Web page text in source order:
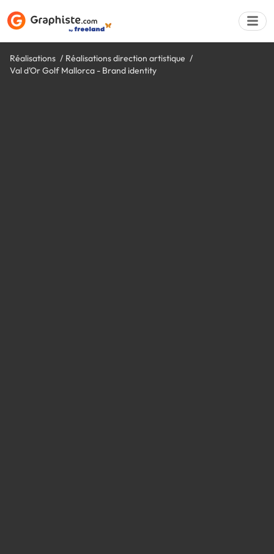
Réalisations
Réalisations direction artistique
Val d'Or Golf Mallorca - Brand identity